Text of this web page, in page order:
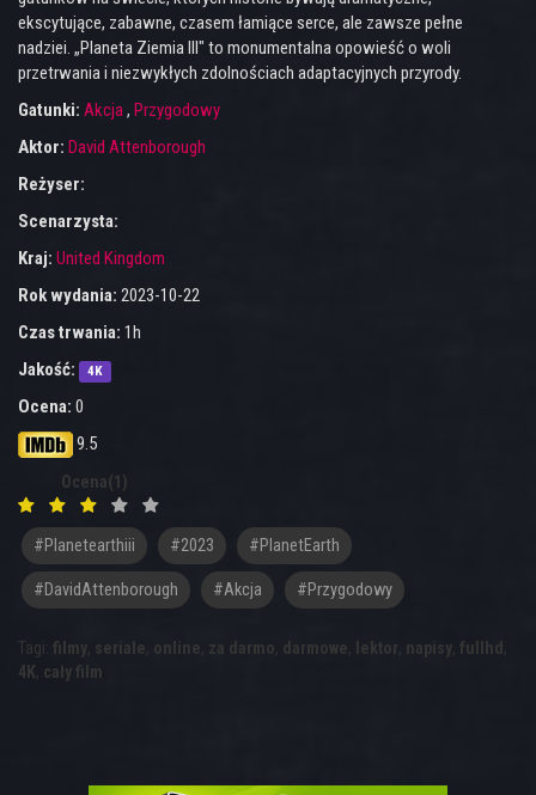
ekscytujące, zabawne, czasem łamiące serce, ale zawsze pełne
nadziei. „Planeta Ziemia III" to monumentalna opowieść o woli
przetrwania i niezwykłych zdolnościach adaptacyjnych przyrody.
Gatunki: Akcja, Przygodowy
Aktor: David Attenborough
Reżyser:
Scenarzysta:
Kraj: United Kingdom
Rok wydania: 2023-10-22
Czas trwania: 1h
Jakość:
4K
Ocena: 0
9.5
Ocena(1)
#planetearthiii #2023 #PlanetEarth
#DavidAttenborough #akcja #przygodowy
Tagi: filmy, seriale, online, za darmo, darmowe, lektor, napisy, fullhd ,
4K, cały film